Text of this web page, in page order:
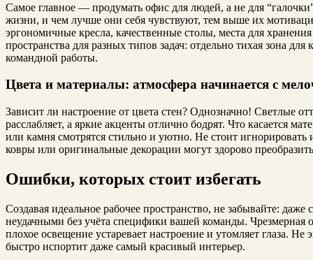
Самое главное — продумать офис для людей, а не для
жизни, и чем лучше они себя чувствуют, тем выше их
эргономичные кресла, качественные столы, места для
пространства для разных типов задач: отдельно тихая зона
командной работы.
Цвета и материалы: атмосфера начинается с
Зависит ли настроение от цвета стен? Однозначно! Светлые
расслабляет, а яркие акценты отлично бодрят. Что касается
или камня смотрятся стильно и уютно. Не стоит
ковры или оригинальные декорации могут здорово
Ошибки, которых стоит избегать
Создавая идеальное рабочее пространство, не забывайте:
неудачными без учёта специфики вашей команды. Чрезмерная
плохое освещение устаревает настроение и утомляет глаза.
быстро испортит даже самый красивый интерьер.